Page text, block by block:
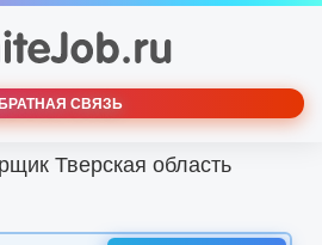
СВЯЗЬ
Тверская область